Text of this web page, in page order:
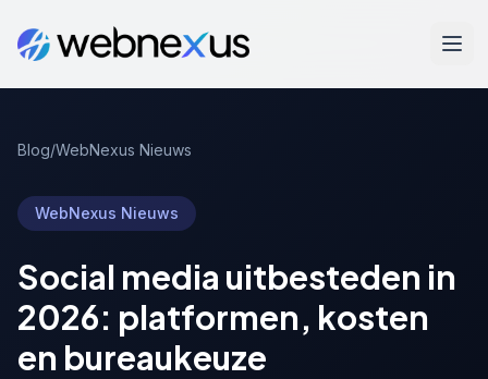
Blog/WebNexus Nieuws
WebNexus Nieuws
Social media uitbesteden in
2026: platformen, kosten
en bureaukeuze